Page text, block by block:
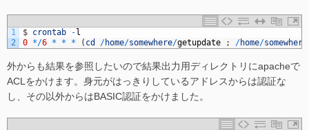
1
2
$ crontab - l
0 */6 * * * ( cd /home/somewhere/getupdate ; /home/somewhere
外からも結果を参照したいので結果出力用ディレクトリにapacheで
ACLをかけます。身元がはっきりしているアドレスからは認証な
し、その以外からはBASIC認証をかけました。